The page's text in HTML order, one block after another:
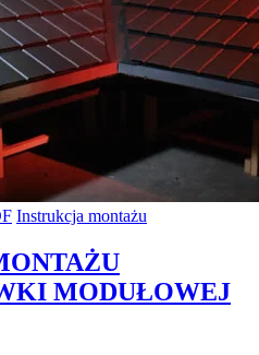
Instrukcja montażu
MODUŁOWEJ